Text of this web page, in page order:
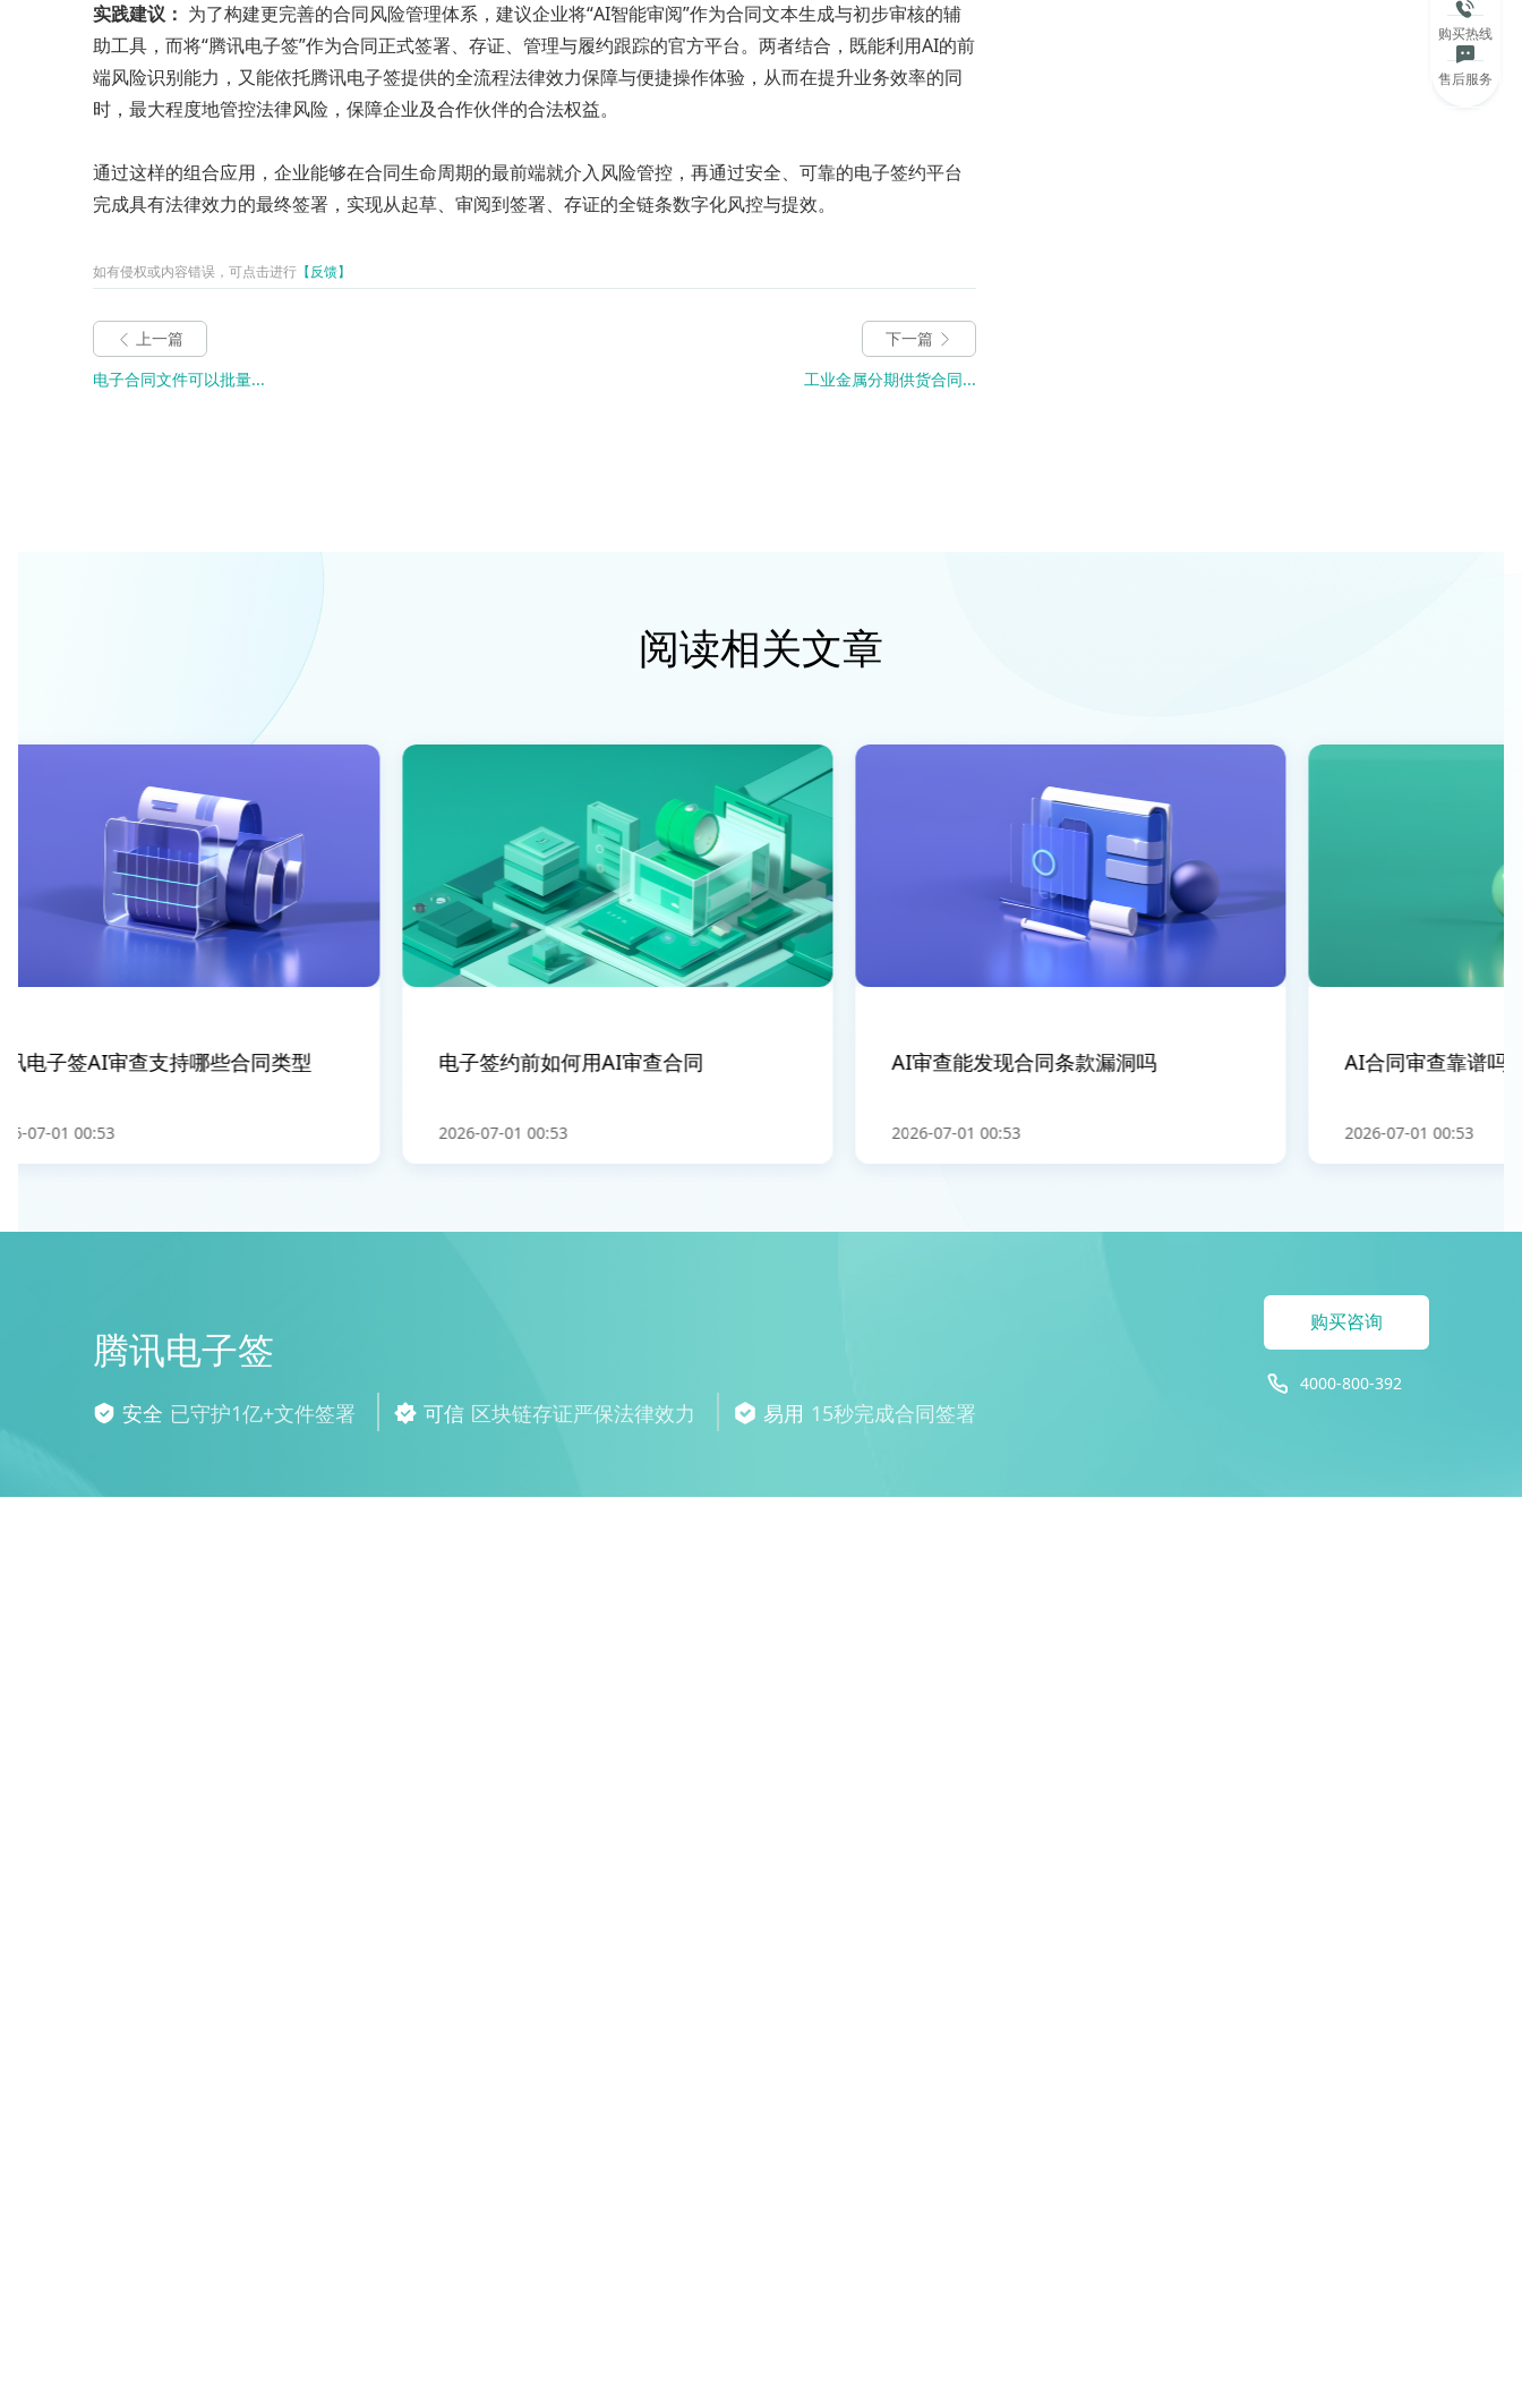
实践建议： 为了构建更完善的合同风险管理体系，建议企业将“AI智能审阅”作为合同文本生成与初步审核的辅
助工具，而将“腾讯电子签”作为合同正式签署、存证、管理与履约跟踪的官方平台。两者结合，既能利用AI的前
端风险识别能力，又能依托腾讯电子签提供的全流程法律效力保障与便捷操作体验，从而在提升业务效率的同
时，最大程度地管控法律风险，保障企业及合作伙伴的合法权益。
通过这样的组合应用，企业能够在合同生命周期的最前端就介入风险管控，再通过安全、可靠的电子签约平台
完成具有法律效力的最终签署，实现从起草、审阅到签署、存证的全链条数字化风控与提效。
如有侵权或内容错误，可点击进行 【反馈】
上一篇
电子合同文件可以批量...
下一篇
工业金属分期供货合同...
阅读相关文章
电子签AI审查支持哪些合同类型
07-01 00:53
电子签约前如何用AI审查合同
2026-07-01 00:53
AI审查能发现合同条款漏洞吗
2026-07-01 00:53
AI合同审查靠谱吗
2026-07-01 00:53
腾讯电子签
安全 已守护1亿+文件签署 可信 区块链存证严保法律效力 易用 15秒完成合同签署
购买咨询
4000-800-392
购买热线
售后服务